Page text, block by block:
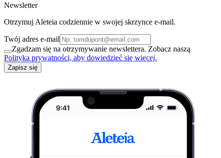
Newsletter
Otrzymuj Aleteia codziennie w swojej skrzynce e-mail.
Twój adres e-mail
Zgadzam się na otrzymywanie newslettera. Zobacz naszą
Polityka prywatności, aby dowiedzieć się więcej.
Zapisz się